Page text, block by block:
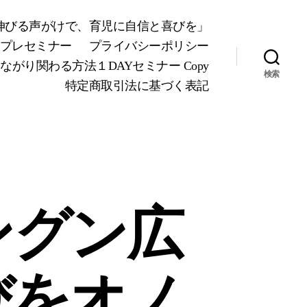
びる声がけで、育児に自信と喜びを」
レセミナー
プライバシーポリシー
がり関わる方法１DAYセミナー Copy
特定商取引法に基づく表記
検索
ン広